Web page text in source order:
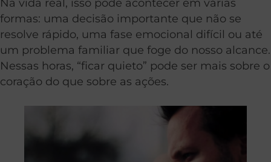
Na vida real, isso pode acontecer em várias
formas: uma decisão importante que não se
resolve rápido, uma fase emocional difícil ou até
um problema familiar que foge do nosso alcance.
Nessas horas, “ficar quieto” pode ser mais sobre o
coração do que sobre as ações.